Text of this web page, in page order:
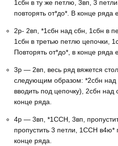
1сбн в ту же петлю, 3вп, 3
повторять от*до*. В конце ряда
2р- 2вп, *1сбн над сбн, 1сбн в
1сбн в третью петлю цепочки,
Повторять от*до*, в конце ряда
3р — 2вп, весь ряд вяжется
следующим образом: *2сбн над
вводить под цепочку), 2сбн над
конце ряда.
4р — 3вп, *1ССН, 3вп,
пропустить 3 петли, 1ССН в4ю*
конце ряда.